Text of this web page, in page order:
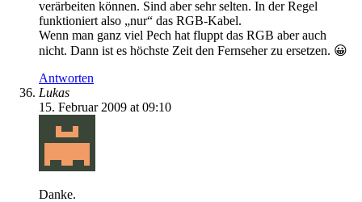
verärbeiten können. Sind aber sehr selten. In der Regel
funktioniert also „nur“ das RGB-Kabel.
Wenn man ganz viel Pech hat fluppt das RGB aber auch
nicht. Dann ist es höchste Zeit den Fernseher zu ersetzen. 😀
Antworten
Lukas
15. Februar 2009 at 09:10
Danke.